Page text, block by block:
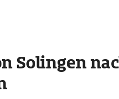
Solingen